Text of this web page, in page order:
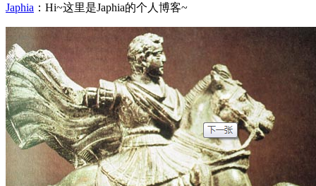
Japhia ：Hi~这里是Japhia的个人博客~